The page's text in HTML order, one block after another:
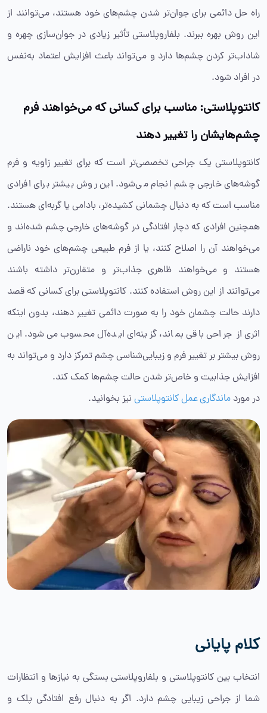
راه‌ حل دائمی برای جوان‌تر شدن چشم‌های خود هستند، می‌توانند از
این روش بهره ببرند. بلفاروپلاستی تأثیر زیادی در جوان‌سازی چهره و
شاداب‌تر کردن چشم‌ها دارد و می‌تواند باعث افزایش اعتماد به‌‌نفس
در افراد شود.
کانتوپلاستی: مناسب برای کسانی که می‌خواهند فرم
چشم‌هایشان را تغییر دهند
کانتوپلاستی یک جراحی تخصصی‌تر است که برای تغییر زاویه و فرم
گوشه‌های خارجی چشم انجام می‌شود. این روش بیشتر برای افرادی
مناسب است که به دنبال چشمانی کشیده‌تر، بادامی یا گربه‌ای هستند.
همچنین افرادی که دچار افتادگی در گوشه‌های خارجی چشم شده‌اند و
می‌خواهند آن را اصلاح کنند، یا از فرم طبیعی چشم‌های خود ناراضی
هستند و می‌خواهند ظاهری جذاب‌تر و متقارن‌تر داشته باشند
می‌توانند از این روش استفاده کنند. کانتوپلاستی برای کسانی که قصد
دارند حالت چشمان خود را به‌ صورت دائمی تغییر دهند، بدون اینکه
اثری از جراحی باقی بماند، گزینه‌ای ایده‌آل محسوب می‌شود. این
روش بیشتر بر تغییر فرم و زیبایی‌شناسی چشم تمرکز دارد و می‌تواند به
افزایش جذابیت و خاص‌تر شدن حالت چشم‌ها کمک کند.
در مورد ماندگاری عمل کانتوپلاستی نیز بخوانید.
کلام پایانی
انتخاب بین کانتوپلاستی و بلفاروپلاستی بستگی به نیازها و انتظارات
شما از جراحی زیبایی چشم دارد. اگر به دنبال رفع افتادگی پلک و